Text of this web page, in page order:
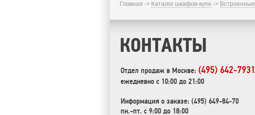
Главная -> Каталог шкафов-купе ->
КОНТАКТЫ
Отдел продаж в Москве: (495) 642-7931
ежедневно с 10:00 до 21:00
Информация о заказе: (495) 649-84-70
пн.-пт. с 9:00 до 18:00